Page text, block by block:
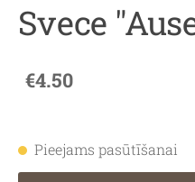
Svece
€4.50
Pieejams pasūtīšanai